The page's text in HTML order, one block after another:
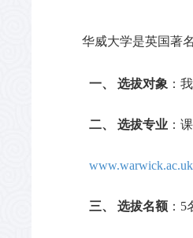
华威大学是英国著
一、 选拔对象 ：
二、 选拔专业 ：
三、 选拔名额 ： 5